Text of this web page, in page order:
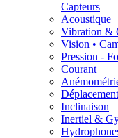
Capteurs
Acoustique
Vibration &
Vision •
Pression -
Courant
Inclinaison
Inertiel &